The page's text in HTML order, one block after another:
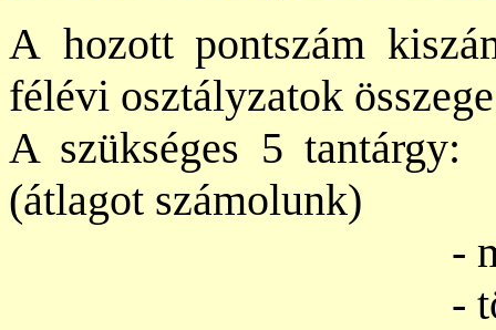
A hozott pontszám
félévi osztályzatok
A szükséges 5
(átlagot számolunk)
-
-